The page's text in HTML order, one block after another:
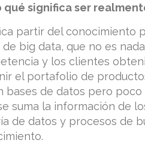
qué significa ser
partir del conocimiento
de big data, que no es
y los clientes
el portafolio de
bases de datos pero
suma la información de
de datos y procesos de